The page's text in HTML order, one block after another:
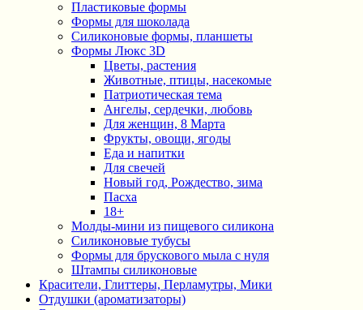
Пластиковые формы
Формы для шоколада
Силиконовые формы, планшеты
Формы Люкс 3D
Цветы, растения
Животные, птицы, насекомые
Патриотическая тема
Ангелы, сердечки, любовь
Для женщин, 8 Марта
Фрукты, овощи, ягоды
Еда и напитки
Для свечей
Новый год, Рождество, зима
Пасха
18+
Молды-мини из пищевого силикона
Силиконовые тубусы
Формы для брускового мыла с нуля
Штампы силиконовые
Красители, Глиттеры, Перламутры, Мики
Отдушки (ароматизаторы)